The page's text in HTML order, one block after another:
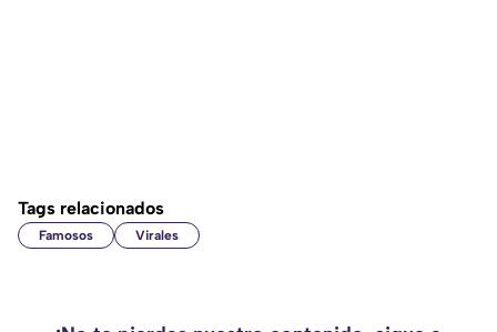
Tags relacionados
Famosos Virales